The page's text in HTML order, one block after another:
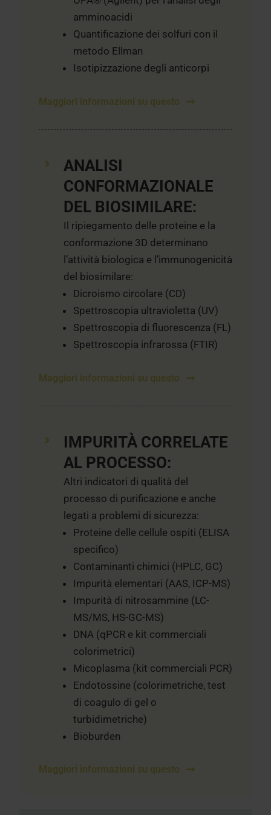
amminoacidi
Quantificazione dei solfuri con il
metodo Ellman
Isotipizzazione degli anticorpi
Maggiori informazioni su questo
ANALISI
CONFORMAZIONALE
DEL BIOSIMILARE:
Il ripiegamento delle proteine e la
conformazione 3D determinano
l’attività biologica e l’immunogenicità
del biosimilare:
Dicroismo circolare (CD)
Spettroscopia ultravioletta (UV)
Spettroscopia di fluorescenza (FL)
Spettroscopia infrarossa (FTIR)
Maggiori informazioni su questo
IMPURITÀ CORRELATE
AL PROCESSO:
Altri indicatori di qualità del
processo di purificazione e anche
legati a problemi di sicurezza:
Proteine delle cellule ospiti (ELISA
specifico)
Contaminanti chimici (HPLC, GC)
Impurità elementari (AAS, ICP-MS)
Impurità di nitrosammine (LC-
MS/MS, HS-GC-MS)
DNA (qPCR e kit commerciali
colorimetrici)
Micoplasma (kit commerciali PCR)
Endotossine (colorimetriche, test
di coagulo di gel o
turbidimetriche)
Bioburden
Maggiori informazioni su questo